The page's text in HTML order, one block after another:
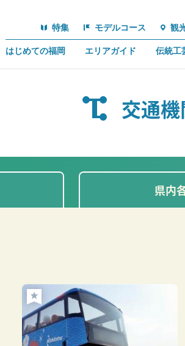
特集 モデルコース 観
はじめての福岡 エリアガイド 伝統工
交通
県内